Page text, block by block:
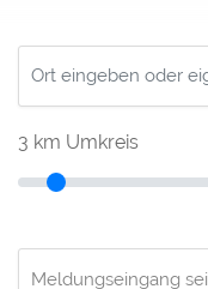
3 km Umkreis